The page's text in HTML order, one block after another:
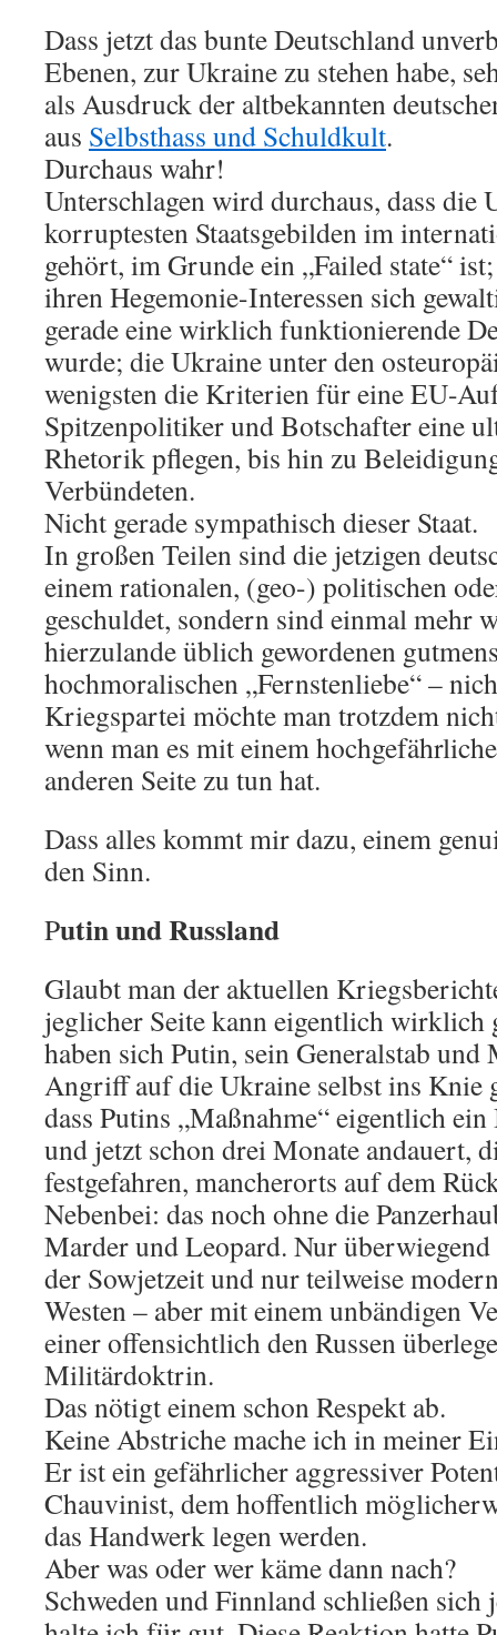
Dass jetzt das bunte Deutschland
Ebenen, zur Ukraine zu stehen habe,
als Ausdruck der altbekannten
aus Selbsthass und Schuldkult.
Durchaus wahr!
Unterschlagen wird durchaus, dass die
korruptesten Staatsgebilden im
gehört, im Grunde ein „Failed state“
ihren Hegemonie-Interessen sich
gerade eine wirklich funktionierende
wurde; die Ukraine unter den
wenigsten die Kriterien für eine EU-
Spitzenpolitiker und Botschafter eine
Rhetorik pflegen, bis hin zu
Verbündeten.
Nicht gerade sympathisch dieser Staat.
In großen Teilen sind die jetzigen
einem rationalen, (geo-) politischen
geschuldet, sondern sind einmal mehr
hierzulande üblich gewordenen
hochmoralischen „Fernstenliebe“ –
Kriegspartei möchte man trotzdem
wenn man es mit einem
anderen Seite zu tun hat.
Dass alles kommt mir dazu, einem
den Sinn.
Putin und Russland
Glaubt man der aktuellen
jeglicher Seite kann eigentlich wirklich
haben sich Putin, sein Generalstab
Angriff auf die Ukraine selbst ins Knie
dass Putins „Maßnahme“ eigentlich
und jetzt schon drei Monate andauert,
festgefahren, mancherorts auf dem
Nebenbei: das noch ohne die
Marder und Leopard. Nur
der Sowjetzeit und nur teilweise
Westen – aber mit einem unbändigen
einer offensichtlich den Russen
Militärdoktrin.
Das nötigt einem schon Respekt ab.
Keine Abstriche mache ich in meiner
Er ist ein gefährlicher aggressiver
Chauvinist, dem hoffentlich
das Handwerk legen werden.
Aber was oder wer käme dann nach?
Schweden und Finnland schließen sich